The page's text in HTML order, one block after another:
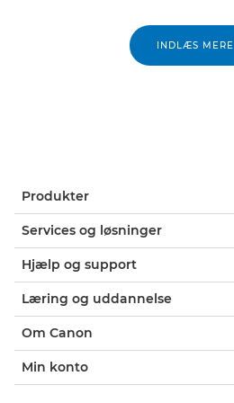
INDLÆS MERE
Produkter
Services og løsninger
Hjælp og support
Læring og uddannelse
Om Canon
Min konto